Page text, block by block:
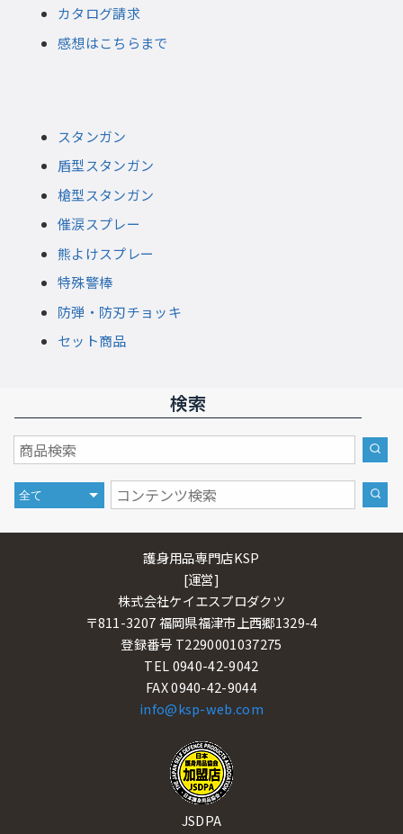
カタログ請求
感想はこちらまで
スタンガン
盾型スタンガン
槍型スタンガン
催涙スプレー
熊よけスプレー
特殊警棒
防弾・防刃チョッキ
セット商品
検索
護身用品専門店KSP
[運営]
株式会社ケイエスプロダクツ
〒811-3207 福岡県福津市上西郷1329-4
登録番号 T2290001037275
TEL 0940-42-9042
FAX 0940-42-9044
info@ksp-web.com
JSDPA